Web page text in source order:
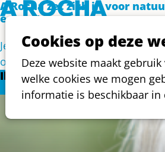
Cookies op deze
Deze website maakt
welke cookies we mogen
informatie is beschikbaar in
A Rocha zet zich in voor
ecosystemen.
Je kunt ons werk steunen met
ontvangen twee keer per jaar
Ik wil doneren als